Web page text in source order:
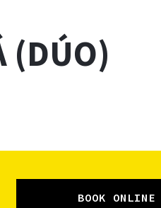
(DÚO)
BOOK ONLINE